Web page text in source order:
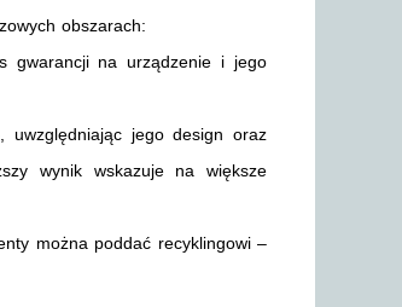
obszarach:
gwarancji na urządzenie i jego
uwzględniając jego design oraz
wynik wskazuje na większe
można poddać recyklingowi –